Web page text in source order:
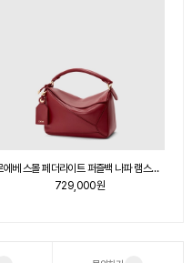
로에베 스몰 페더라이트 퍼즐백 나파 램스킨 다크 버터
729,000원